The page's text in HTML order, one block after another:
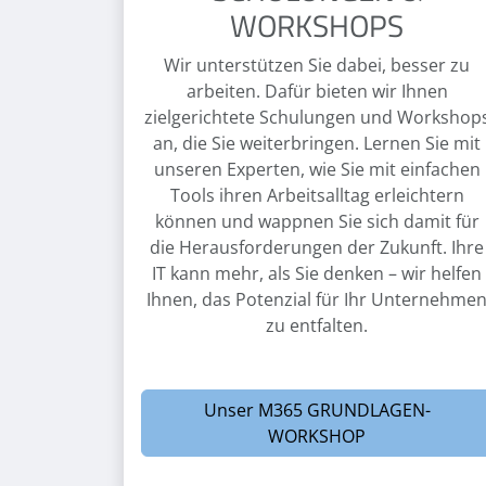
WORKSHOPS
Wir unterstützen Sie dabei, besser zu
arbeiten. Dafür bieten wir Ihnen
zielgerichtete Schulungen und
an, die Sie weiterbringen. Lernen Sie mit
unseren Experten, wie Sie mit einfachen
Tools ihren Arbeitsalltag erleichtern
können und wappnen Sie sich damit für
die Herausforderungen der Zukunft. Ihre
IT kann mehr, als Sie denken – wir helfen
Ihnen, das Potenzial für Ihr Unternehmen
zu entfalten.
Unser M365 GRUNDLAGEN-
WORKSHOP